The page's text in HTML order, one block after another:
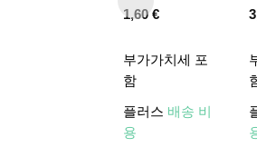
1,60€
부가가치세 포
함
플러스 배송 비
용